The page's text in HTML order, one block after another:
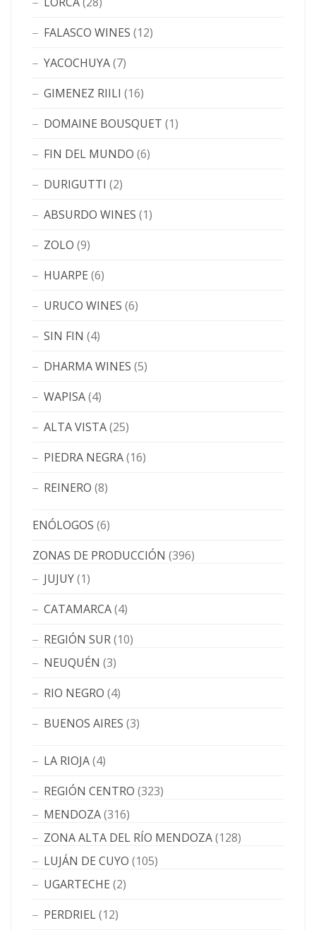
FALASCO WINES (12)
YACOCHUYA(7)
GIMENEZ RIILI (16)
DOMAINE BOUSQUET (1)
FIN DEL MUNDO (6)
DURIGUTTI (2)
ABSURDO WINES (1)
ZOLO (9)
HUARPE (6)
URUCO WINES (6)
SIN FIN (4)
DHARMA WINES (5)
WAPISA(4)
ALTA VISTA(25)
PIEDRA NEGRA(16)
REINERO (8)
ENÓLOGOS (6)
ZONAS DE PRODUCCIÓN (396)
JUJUY(1)
CATAMARCA(4)
REGIÓN SUR(10)
NEUQUÉN (3)
RIO NEGRO (4)
BUENOS AIRES (3)
LA RIOJA(4)
REGIÓN CENTRO (323)
MENDOZA(316)
ZONA ALTA DEL RÍO MENDOZA(128)
LUJÁN DE CUYO (105)
UGARTECHE (2)
PERDRIEL(12)